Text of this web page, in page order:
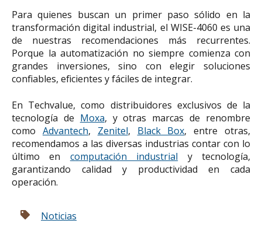
Para quienes buscan un primer paso sólido en la
transformación digital industrial, el WISE-4060 es una
de nuestras recomendaciones más recurrentes.
Porque la automatización no siempre comienza con
grandes inversiones, sino con elegir soluciones
confiables, eficientes y fáciles de integrar.
En Techvalue, como distribuidores exclusivos de la
tecnología de Moxa, y otras marcas de renombre
como Advantech, Zenitel, Black Box, entre otras,
recomendamos a las diversas industrias contar con lo
último en computación industrial y tecnología,
garantizando calidad y productividad en cada
operación.
Noticias